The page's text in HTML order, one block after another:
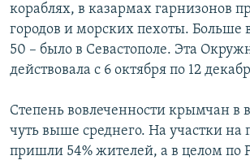
кораблях, в казармах гарнизонов
городов и морских пехоты. Больше
50 – было в Севастополе. Эта
действовала с 6 октября по 12
Степень вовлеченности крымчан в
чуть выше среднего. На участки на
пришли 54% жителей, а в целом по